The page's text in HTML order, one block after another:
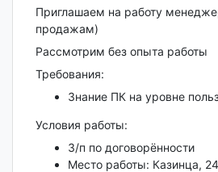
Приглашаем на работу
продажам)
Рассмотрим без опыта работы
Требования:
Знание ПК на уровне
Условия работы:
З/п по договорённости
Место работы: Казинца,